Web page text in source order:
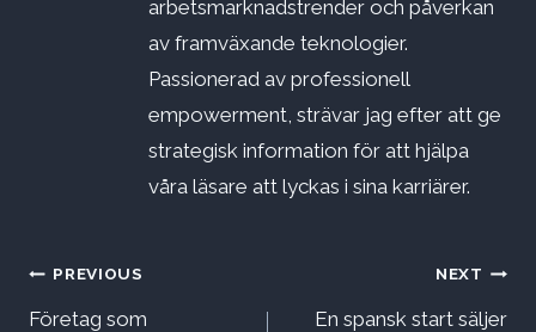
arbetsmarknadstrender och påverkan
av framväxande teknologier.
Passionerad av professionell
empowerment, strävar jag efter att ge
strategisk information för att hjälpa
våra läsare att lyckas i sina karriärer.
Inläggsnavigering
PREVIOUS
Företag som
NEXT
En spansk start säljer